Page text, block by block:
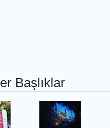
Başlıklar